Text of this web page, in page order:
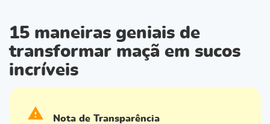
15 maneiras geniais de
transformar maçã em sucos
incríveis
Nota de Transparência